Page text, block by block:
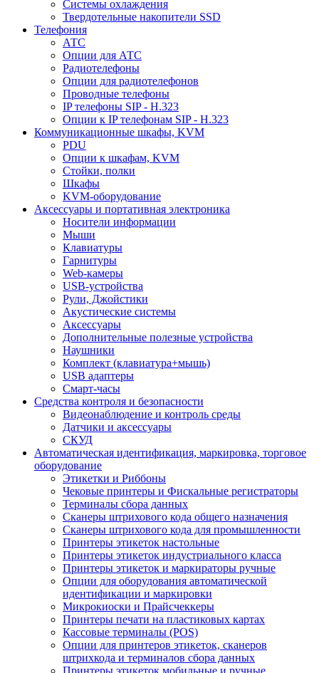
Системы охлаждения
Твердотельные накопители SSD
Телефония
АТС
Опции для АТС
Радиотелефоны
Опции для радиотелефонов
Проводные телефоны
IP телефоны SIP - H.323
Опции к IP телефонам SIP - H.323
Коммуникационные шкафы, KVM
PDU
Опции к шкафам, KVM
Стойки, полки
Шкафы
KVM-оборудование
Аксессуары и портативная электроника
Носители информации
Мыши
Клавиатуры
Гарнитуры
Web-камеры
USB-устройства
Рули, Джойстики
Акустические системы
Аксессуары
Дополнительные полезные устройства
Наушники
Комплект (клавиатура+мышь)
USB адаптеры
Смарт-часы
Средства контроля и безопасности
Видеонаблюдение и контроль среды
Датчики и аксессуары
СКУД
Автоматическая идентификация, маркировка, торговое
оборудование
Этикетки и Риббоны
Чековые принтеры и Фискальные регистраторы
Терминалы сбора данных
Сканеры штрихового кода общего назначения
Сканеры штрихового кода для промышленности
Принтеры этикеток настольные
Принтеры этикеток индустриального класса
Принтеры этикеток и маркираторы ручные
Опции для оборудования автоматической
идентификации и маркировки
Микрокиоски и Прайсчеккеры
Принтеры печати на пластиковых картах
Кассовые терминалы (POS)
Опции для принтеров этикеток, сканеров
штрихкода и терминалов сбора данных